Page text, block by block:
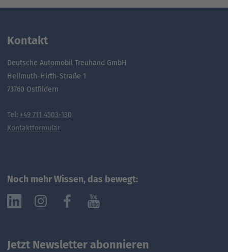
Kontakt
Deutsche Automobil Treuhand GmbH
Hellmuth-Hirth-Straße 1
73760 Ostfildern
Tel: +49 711 4503-130
Kontaktformular
Noch mehr Wissen, das bewegt:
Jetzt Newsletter abonnieren